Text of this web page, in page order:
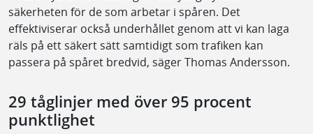
säkerheten för de som arbetar i spåren. Det
effektiviserar också underhållet genom att vi kan laga
räls på ett säkert sätt samtidigt som trafiken kan
passera på spåret bredvid, säger Thomas Andersson.
29 tåglinjer med över 95 procent
punktlighet